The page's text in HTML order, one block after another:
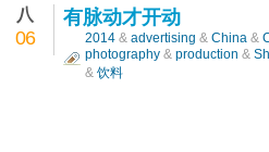
八
06
有脉动才开动
2014 & advertising & China &
photography & production &
& 饮料